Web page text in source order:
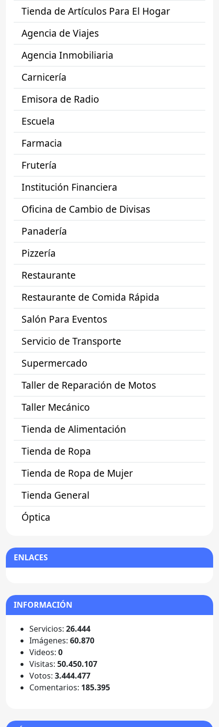
Tienda de Artículos Para El Hogar
Agencia de Viajes
Agencia Inmobiliaria
Carnicería
Emisora de Radio
Escuela
Farmacia
Frutería
Institución Financiera
Oficina de Cambio de Divisas
Panadería
Pizzería
Restaurante
Restaurante de Comida Rápida
Salón Para Eventos
Servicio de Transporte
Supermercado
Taller de Reparación de Motos
Taller Mecánico
Tienda de Alimentación
Tienda de Ropa
Tienda de Ropa de Mujer
Tienda General
Óptica
ENLACES
INFORMACIÓN
Servicios: 26.444
Imágenes: 60.870
Videos: 0
Visitas: 50.450.107
Votos: 3.444.477
Comentarios: 185.395